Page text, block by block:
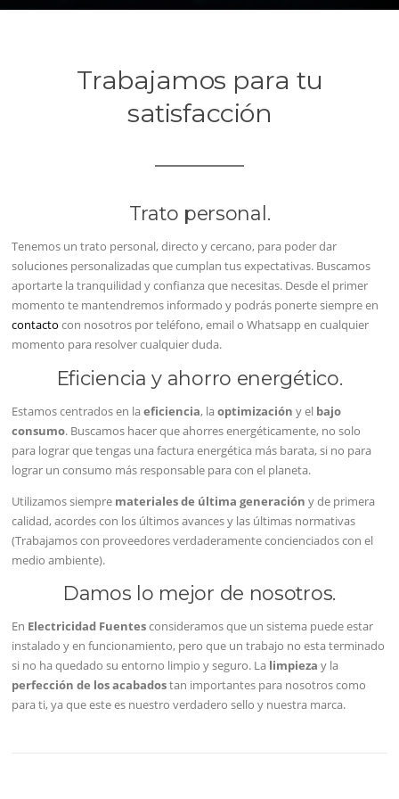
Trabajamos para tu
satisfacción
Trato personal.
Tenemos un trato personal, directo y cercano, para poder dar
soluciones personalizadas que cumplan tus expectativas. Buscamos
aportarte la tranquilidad y confianza que necesitas. Desde el primer
momento te mantendremos informado y podrás ponerte siempre en
contacto con nosotros por teléfono, email o Whatsapp en cualquier
momento para resolver cualquier duda.
Eficiencia y ahorro energético.
Estamos centrados en laeficiencia, laoptimización y el bajo
consumo. Buscamos hacer que ahorres energéticamente, no solo
para lograr que tengas una factura energética más barata, si no para
lograr un consumo más responsable para con el planeta.
Utilizamos siempre materiales de última generación y de primera
calidad, acordes con los últimos avances y las últimas normativas
(Trabajamos con proveedores verdaderamente concienciados con el
medio ambiente).
Damos lo mejor de nosotros.
En Electricidad Fuentesconsideramos que un sistema puede estar
instalado y en funcionamiento, pero que un trabajo no esta terminado
si no ha quedado su entorno limpio y seguro. La limpieza y la
perfección de los acabadostan importantes para nosotros como
para ti, ya que este es nuestro verdadero sello y nuestra marca.